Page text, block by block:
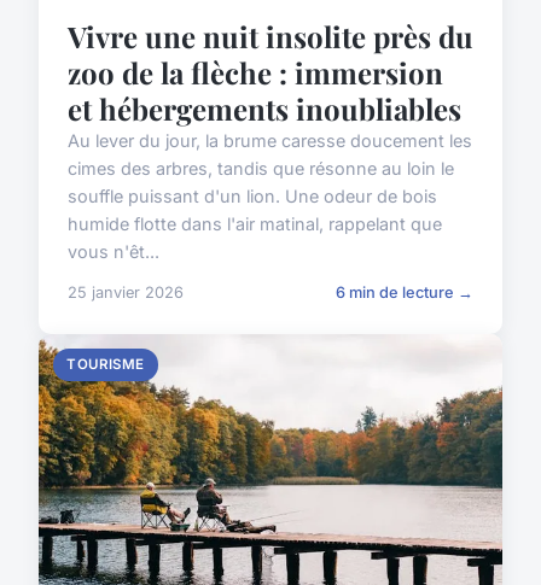
Vivre une nuit insolite près du
zoo de la flèche : immersion
et hébergements inoubliables
Au lever du jour, la brume caresse doucement les
cimes des arbres, tandis que résonne au loin le
souffle puissant d'un lion. Une odeur de bois
humide flotte dans l'air matinal, rappelant que
vous n'êt...
25 janvier 2026 6 min de lecture →
TOURISME